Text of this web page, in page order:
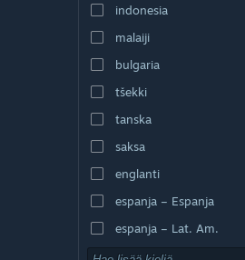
indonesia
malaiji
bulgaria
tšekki
tanska
saksa
englanti
espanja – Espanja
espanja – Lat. Am.